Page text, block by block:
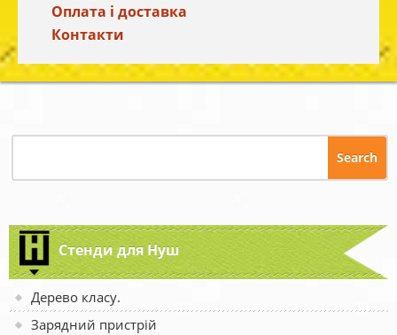
Оплата і доставка
Контакти
Стенди для Нуш
Дерево класу.
Зарядний пристрій